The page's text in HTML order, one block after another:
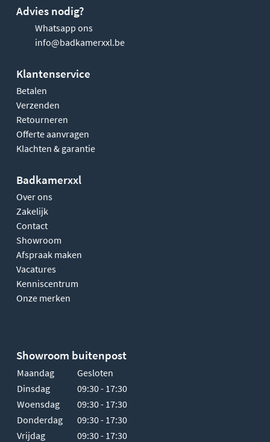
Advies nodig?
Whatsapp ons
info@badkamerxxl.be
Klantenservice
Betalen
Verzenden
Retourneren
Offerte aanvragen
Klachten & garantie
Badkamerxxl
Over ons
Zakelijk
Contact
Showroom
Afspraak maken
Vacatures
Kenniscentrum
Onze merken
Showroom buitenpost
Maandag
Gesloten
Dinsdag
09:30 - 17:30
Woensdag
09:30 - 17:30
Donderdag
09:30 - 17:30
Vrijdag
09:30 - 17:30